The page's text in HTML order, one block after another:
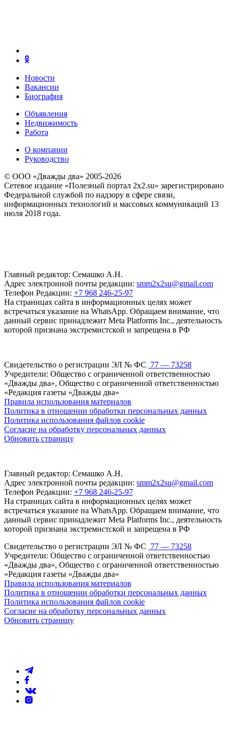
Новости
Вакансии
Биография
Объявления
Недвижимость
Работа
О компании
Руководство
© ООО «Дважды два» 2005-2026
Сетевое издание «Полезный портал 2x2.su» зарегистрировано
Федеральной службой по надзору в сфере связи,
информационных технологий и массовых коммуникаций 13
июля 2018 года.
Главный редактор: Семашко А.Н.
Адрес электронной почты редакции: smm2x2su@gmail.com
Телефон Редакции: +7 968 246-25-97
На страницах сайта в информационных целях может
встречаться указание на WhatsApp. Обращаем внимание, что
данный сервис принадлежит Meta Platforms Inc., деятельность
которой признана экстремистской и запрещена в РФ
Свидетельство о регистрации ЭЛ № ФС 77 — 73258
Учредители: Общество с ограниченной ответственностью
«Дважды два», Общество с ограниченной ответственностью
«Редакция газеты «Дважды два»
Правила использования материалов
Политика в отношении обработки персональных данных
Политика использования файлов cookie
Согласие на обработку персональных данных
Обновить страницу
Главный редактор: Семашко А.Н.
Адрес электронной почты редакции: smm2x2su@gmail.com
Телефон Редакции: +7 968 246-25-97
На страницах сайта в информационных целях может
встречаться указание на WhatsApp. Обращаем внимание, что
данный сервис принадлежит Meta Platforms Inc., деятельность
которой признана экстремистской и запрещена в РФ
Свидетельство о регистрации ЭЛ № ФС 77 — 73258
Учредители: Общество с ограниченной ответственностью
«Дважды два», Общество с ограниченной ответственностью
«Редакция газеты «Дважды два»
Правила использования материалов
Политика в отношении обработки персональных данных
Политика использования файлов cookie
Согласие на обработку персональных данных
Обновить страницу